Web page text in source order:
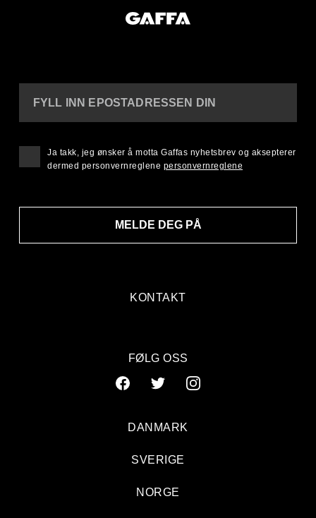
KONTAKT
FYLL INN EPOSTADRESSEN DIN
MELDE DEG PÅ
Ja takk, jeg ønsker å motta Gaffas nyhetsbrev og aksepterer
dermed personvernreglene personvernreglene
FØLG OSS
DANMARK
SVERIGE
NORGE